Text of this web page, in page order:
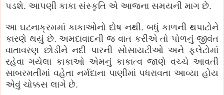
પડશે. આપણી કાકા સંસ્કૃતિ એ આજના સમયની માગ છે.
આ ઘટનાક્રમમાં કાકાઓનો દોષ નથી. બધું કાળની થપાટોને
કારણે થયું છે. અમદાવાદની જ વાત કરીએ તો પોળનું જીવંત
વાતાવરણ છોડીને નદી પારની સોસાયટીઓ અને ફ્લેટોમાં
રહેવા ગયેલા કાકાઓ એમનું કાકાત્વ જાણે વચ્ચે આવતી
સાબરમતીમાં વહેતા નર્મદાના પાણીમાં પધરાવતા આવ્યા હોય
એવું ચોક્કસ લાગે છે.